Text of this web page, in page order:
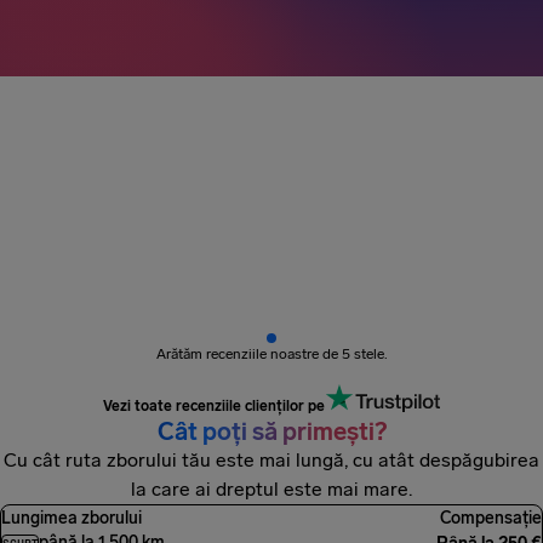
Arătăm recenziile noastre de 5 stele.
Vezi toate recenziile clienților pe
Cât poți să primești?
Cu cât ruta zborului tău este mai lungă, cu atât despăgubirea
la care ai dreptul este mai mare.
Lungimea zborului Compensație